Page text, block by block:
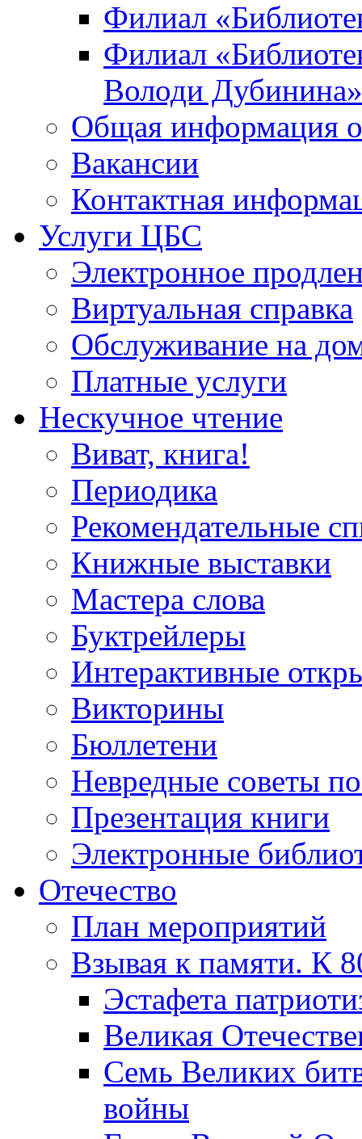
Филиал
Филиал
Володи Дубинина»
Общая информация
Вакансии
Контактная
Услуги ЦБС
Электронное
Виртуальная справка
Обслуживание на
Платные услуги
Нескучное чтение
Виват, книга!
Периодика
Рекомендательные
Книжные выставки
Мастера слова
Буктрейлеры
Интерактивные
Викторины
Бюллетени
Невредные советы
Презентация книги
Электронные
Отечество
План мероприятий
Взывая к памяти. К
Эcтафета
Великая
Семь Великих
войны